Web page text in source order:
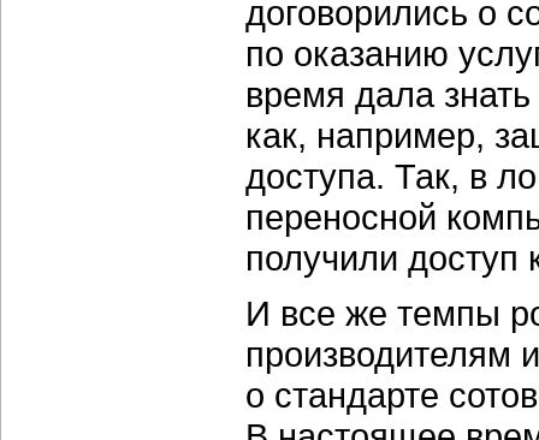
договорились о
по оказанию
время дала
как, например,
доступа. Так, в
переносной
получили доступ
И все же темпы
производителям
о стандарте